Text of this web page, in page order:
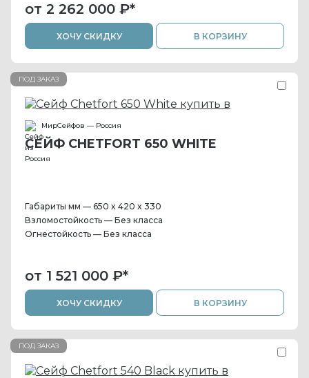
от 2 262 000 ₽*
ХОЧУ СКИДКУ В КОРЗИНУ
ПОД ЗАКАЗ
МирСейфов — Россия
СЕЙФ CHETFORT 650 WHITE
Габариты мм — 650 x 420 x 330
Взломостойкость — Без класса
Огнестойкость — Без класса
от 1 521 000 ₽*
ХОЧУ СКИДКУ В КОРЗИНУ
ПОД ЗАКАЗ